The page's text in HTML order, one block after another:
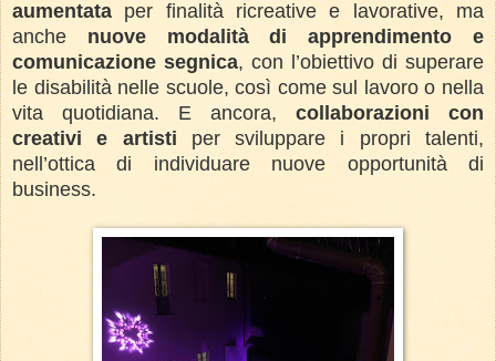
aumentata per finalità ricreative e lavorative, ma
anche nuove modalità di apprendimento e
comunicazione segnica, con l’obiettivo di superare
le disabilità nelle scuole, così come sul lavoro o nella
vita quotidiana. E ancora, collaborazioni con
creativi e artisti per sviluppare i propri talenti,
nell’ottica di individuare nuove opportunità di
business.